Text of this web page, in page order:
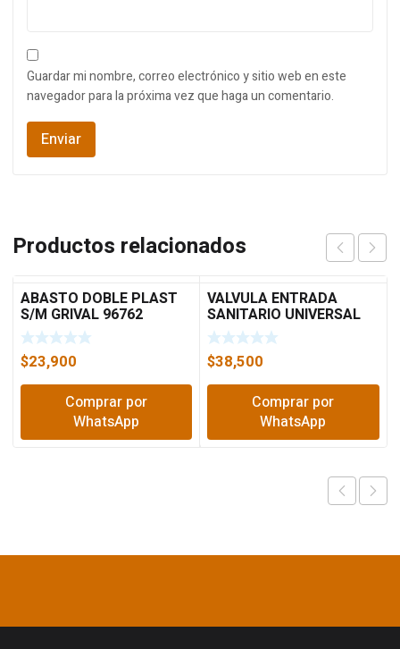
Guardar mi nombre, correo electrónico y sitio web en este
navegador para la próxima vez que haga un comentario.
Productos relacionados
ABASTO DOBLE PLAST
S/M GRIVAL 96762
$23,900
Comprar por
WhatsApp
VALVULA ENTRADA
SANITARIO UNIVERSAL
PLU GRIVAL 02285
$38,500
Comprar por
WhatsApp